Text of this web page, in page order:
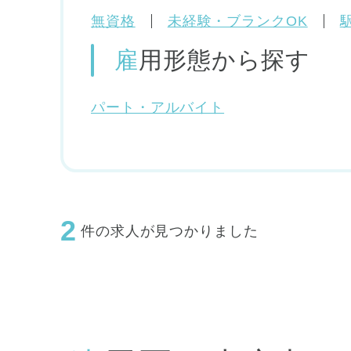
無資格 未経験・ブランクOK
雇用形態から探す
パート・アルバイト
2 件の求人が見つかりました